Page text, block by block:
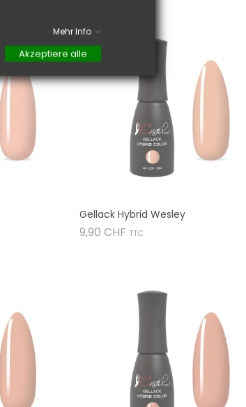

Gellack Hybrid Wesley
9,90 CHF Preis
TTC
Mehr Info
Akzeptiere alle